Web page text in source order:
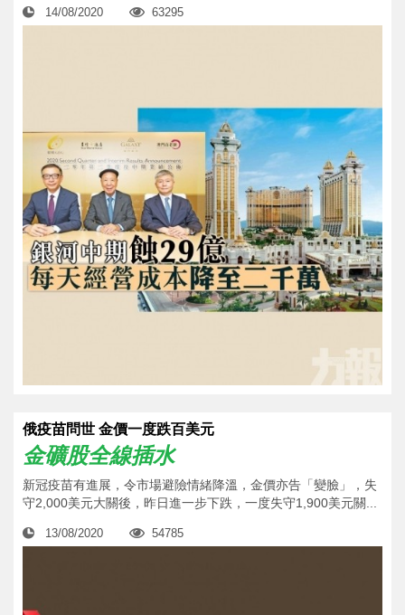
14/08/2020 63295
俄疫苗問世 金價一度跌百美元
金礦股全線插水
新冠疫苗有進展，令市場避險情緒降溫，金價亦告「變臉」，失
守2,000美元大關後，昨日進一步下跌，一度失守1,900美元關...
13/08/2020 54785